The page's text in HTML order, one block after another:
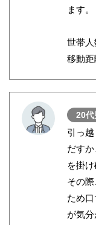
ます。
世帯
移動
20代
引っ
だす
を掛け
その
ため
が気分